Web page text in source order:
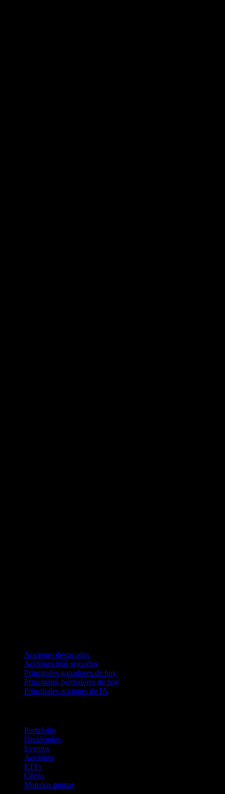
Acciones destacadas
Acciones más seguidas
Principales ganadores de hoy
Principales perdedores de hoy
Principales acciones de IA
Portafolio
Dividendos
Eventos
Acciones
ETFs
Cripto
Materias primas